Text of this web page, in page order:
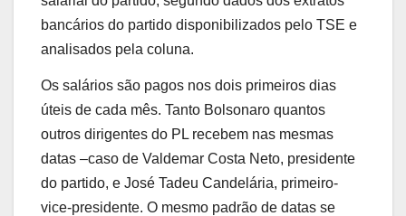
bancários do partido disponibilizados pelo TSE e
analisados pela coluna.
Os salários são pagos nos dois primeiros dias
úteis de cada mês. Tanto Bolsonaro quantos
outros dirigentes do PL recebem nas mesmas
datas –caso de Valdemar Costa Neto, presidente
do partido, e José Tadeu Candelária, primeiro-
vice-presidente. O mesmo padrão de datas se